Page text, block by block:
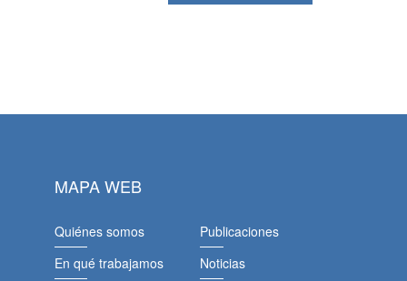
MAPA WEB
Quiénes somos
En qué trabajamos
Publicaciones
Noticias